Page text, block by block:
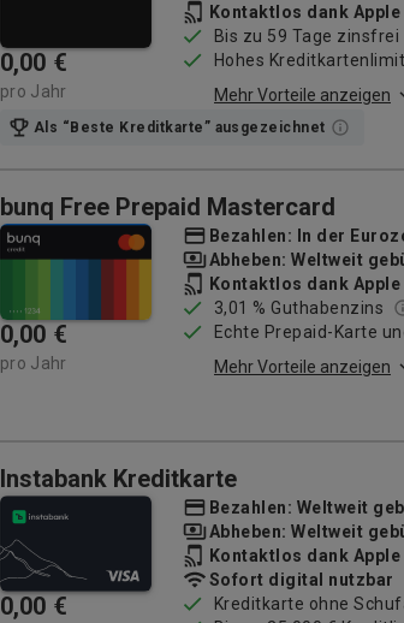
0,00 €
pro Jahr
Kontaktlos dank
Bis zu 59 Tage zinsfrei
Hohes
Mehr Vorteile anzeigen
Als “Beste Kreditkarte” ausgezeichnet
bunq Free Prepaid Mastercard
0,00 €
pro Jahr
Bezahlen: In der
Abheben: Weltweit
Kontaktlos dank
3,01 % Guthabenzins
Echte Prepaid-Karte
Mehr Vorteile anzeigen
Instabank Kreditkarte
0,00 €
Bezahlen: Weltweit
Abheben: Weltweit
Kontaktlos dank
Sofort digital nutzbar
Kreditkarte ohne